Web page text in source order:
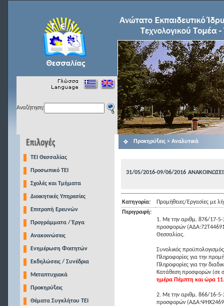
Αναζήτηση:
TEI Θεσσαλίας
Προσωπικό ΤΕΙ
Σχολές και Τμήματα
Διοικητικές Υπηρεσίες
Επιτροπή Ερευνών
Προγράμματα / Έργα
Ανακοινώσεις
Ενημέρωση Φοιτητών
Εκδηλώσεις / Συνέδρια
Μεταπτυχιακά
Προκηρύξεις
Θέματα Συγκλήτου ΤΕΙ
Προκηρύξεις > Αναλυτικά
31/05/2016-09/06/2016
Κατηγορία:
Προμήθειες/Εργασίες με
Περιγραφή:
1. Με την αριθμ. 876/17-
προσφορών
Θεσσαλίας.
Συνολικός
Πληροφορίες για την
Πληροφορίες για την
Κατάθεση προσφορών (σε
ημέρα Πέμπτη και ώρα
2. Με την αριθμ. 866/16-5-
προσφορών